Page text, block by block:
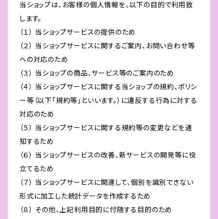
当ショップは、お客様の個人情報を、以下の目的で利用致
します。
（１） 当ショップサービスの提供のため
（２） 当ショップサービスに関するご案内、お問い合わせ等
への対応のため
（３） 当ショップの商品、サービス等のご案内のため
（４） 当ショップサービスに関する当ショップの規約、ポリシ
ー等（以下「規約等」といいます。）に違反する行為に対する
対応のため
（５） 当ショップサービスに関する規約等の変更などを通
知するため
（６） 当ショップサービスの改善、新サービスの開発等に役
立てるため
（７） 当ショップサービスに関連して、個別を識別できない
形式に加工した統計データを作成するため
（８） その他、上記利用目的に付随する目的のため